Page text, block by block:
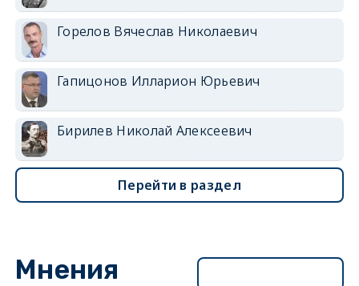
Горелов Вячеслав Николаевич
Гапицонов Илларион Юрьевич
Бирилев Николай Алексеевич
Перейти в раздел
Мнения